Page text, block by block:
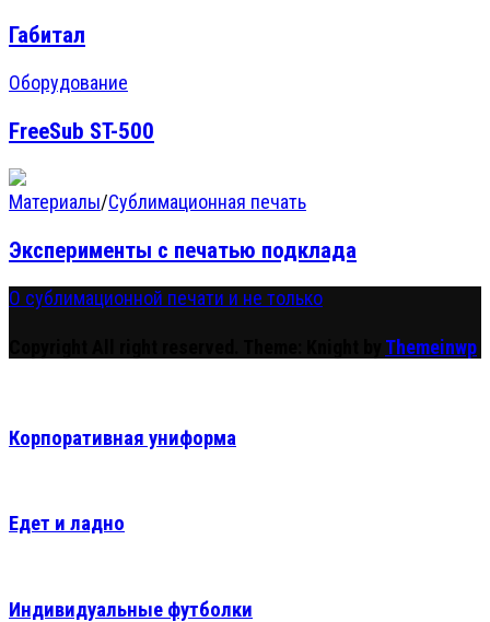
Габитал
Оборудование
FreeSub ST-500
Материалы/Сублимационная печать
Эксперименты с печатью подклада
О сублимационной печати и не только
Themeinwp
Корпоративная униформа
Едет и ладно
Индивидуальные футболки